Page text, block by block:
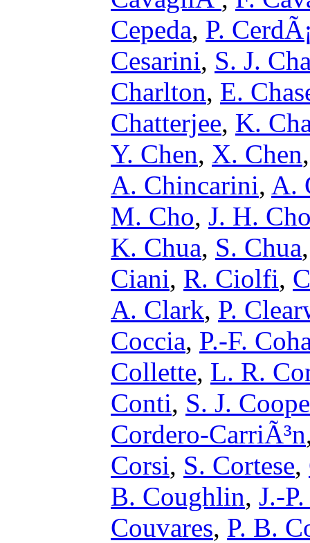
Cepeda, P.
Cesarini, S. J.
Charlton, E.
Chatterjee, K.
Y. Chen, X. Chen
A. Chincarini, A.
M. Cho, J. H.
K. Chua, S. Chua
Ciani, R. Ciolfi,
A. Clark, P.
Coccia, P.-F.
Collette, L. R.
Conti, S. J.
Cordero-CarriÃ³n
Corsi, S. Cortese,
B. Coughlin, J.-
Couvares, P. B.